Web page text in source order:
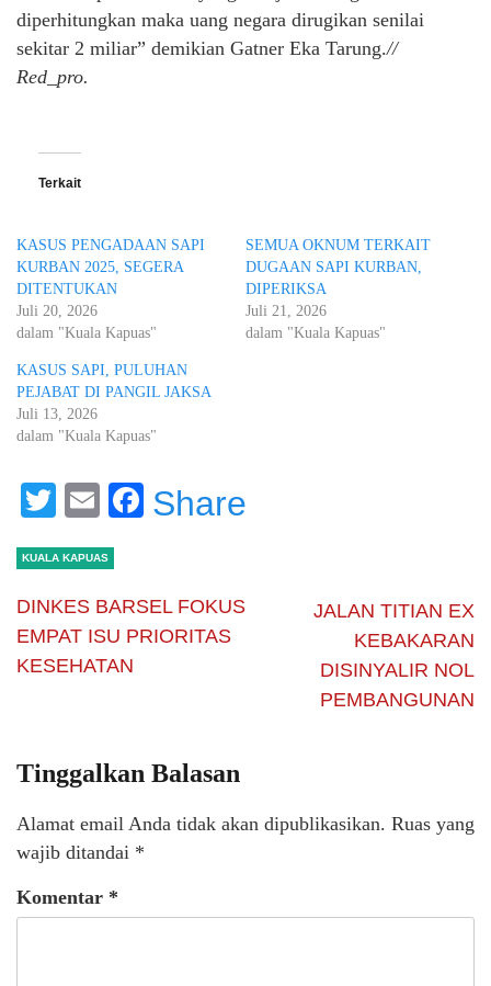
diperhitungkan maka uang negara dirugikan senilai
sekitar 2 miliar” demikian Gatner Eka Tarung.//
Red_pro.
Terkait
KASUS PENGADAAN SAPI
KURBAN 2025, SEGERA
DITENTUKAN
Juli 20, 2026
dalam "Kuala Kapuas"
SEMUA OKNUM TERKAIT
DUGAAN SAPI KURBAN,
DIPERIKSA
Juli 21, 2026
dalam "Kuala Kapuas"
KASUS SAPI, PULUHAN
PEJABAT DI PANGIL JAKSA
Juli 13, 2026
dalam "Kuala Kapuas"
Twitter
EmailFacebook
Share
KUALA KAPUAS
DINKES BARSEL FOKUS
EMPAT ISU PRIORITAS
KESEHATAN
JALAN TITIAN EX
KEBAKARAN
DISINYALIR NOL
PEMBANGUNAN
Tinggalkan Balasan
Alamat email Anda tidak akan dipublikasikan. Ruas yang
wajib ditandai *
Komentar *